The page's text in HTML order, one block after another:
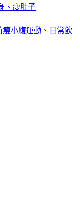
、瘦肚子
瘦小腹運動、日常飲